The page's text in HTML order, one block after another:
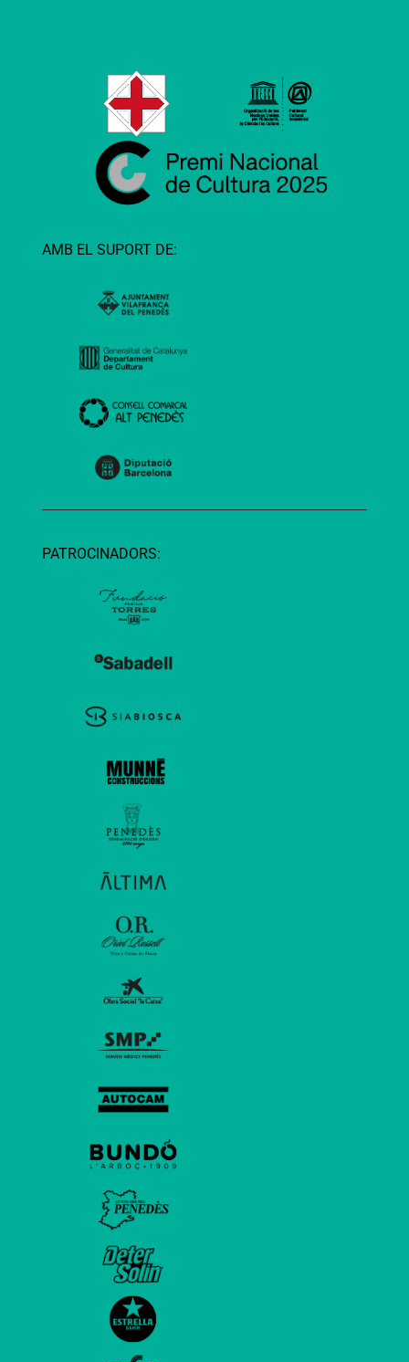
AMB EL SUPORT DE:
PATROCINADORS: